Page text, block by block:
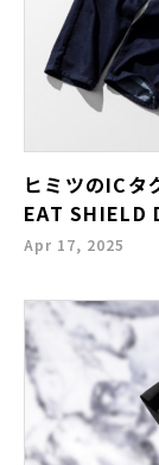
ヒミツのICタ
EAT SHIELD
Apr 17, 2025